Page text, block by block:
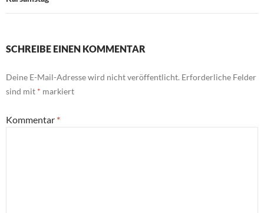
SCHREIBE EINEN KOMMENTAR
Deine E-Mail-Adresse wird nicht veröffentlicht. Erforderliche Felder
sind mit * markiert
Kommentar *